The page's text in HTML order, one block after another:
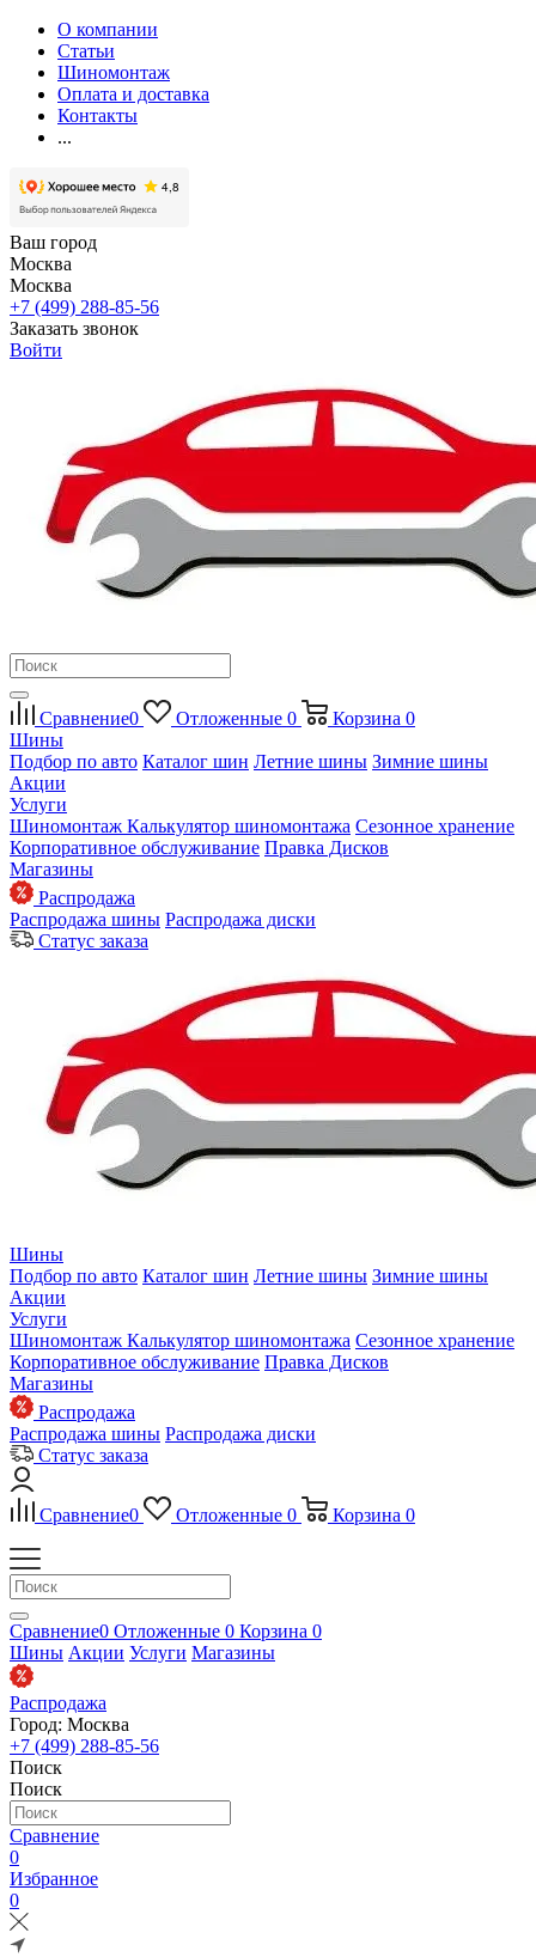
О компании
Статьи
Шиномонтаж
Оплата и доставка
Контакты
...
Ваш город
Москва
Москва
+7 (499) 288-85-56
Заказать звонок
Войти
Сравнение0 Отложенные 0 Корзина 0
Шины
Подбор по авто Каталог шин Летние шины Зимние шины
Акции
Услуги
Шиномонтаж Калькулятор шиномонтажа Сезонное хранение
Корпоративное обслуживание Правка Дисков
Магазины
Распродажа
Распродажа шины Распродажа диски
Статус заказа
Шины
Подбор по авто Каталог шин Летние шины Зимние шины
Акции
Услуги
Шиномонтаж Калькулятор шиномонтажа Сезонное хранение
Корпоративное обслуживание Правка Дисков
Магазины
Распродажа
Распродажа шины Распродажа диски
Статус заказа
Сравнение0 Отложенные 0 Корзина 0
Сравнение0 Отложенные 0 Корзина 0
Шины Акции Услуги Магазины
Распродажа
Город: Москва
+7 (499) 288-85-56
Поиск
Поиск
Сравнение
0
Избранное
0